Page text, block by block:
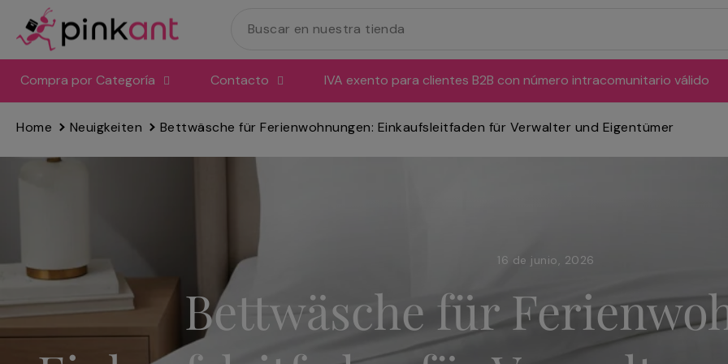
directamente
al
contenido
Compra por Categoría Contacto IVA exento para clientes B2B con número intracomunitario válido
Home Neuigkeiten Bettwäsche für Ferienwohnungen: Einkaufsleitfaden für Verwalter und Eigentümer
16 de junio, 2026
Bettwäsche für